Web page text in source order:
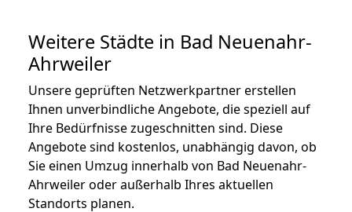
Weitere Städte in Bad Neuenahr-
Ahrweiler
Unsere geprüften Netzwerkpartner erstellen
Ihnen unverbindliche Angebote, die speziell auf
Ihre Bedürfnisse zugeschnitten sind. Diese
Angebote sind kostenlos, unabhängig davon, ob
Sie einen Umzug innerhalb von Bad Neuenahr-
Ahrweiler oder außerhalb Ihres aktuellen
Standorts planen.